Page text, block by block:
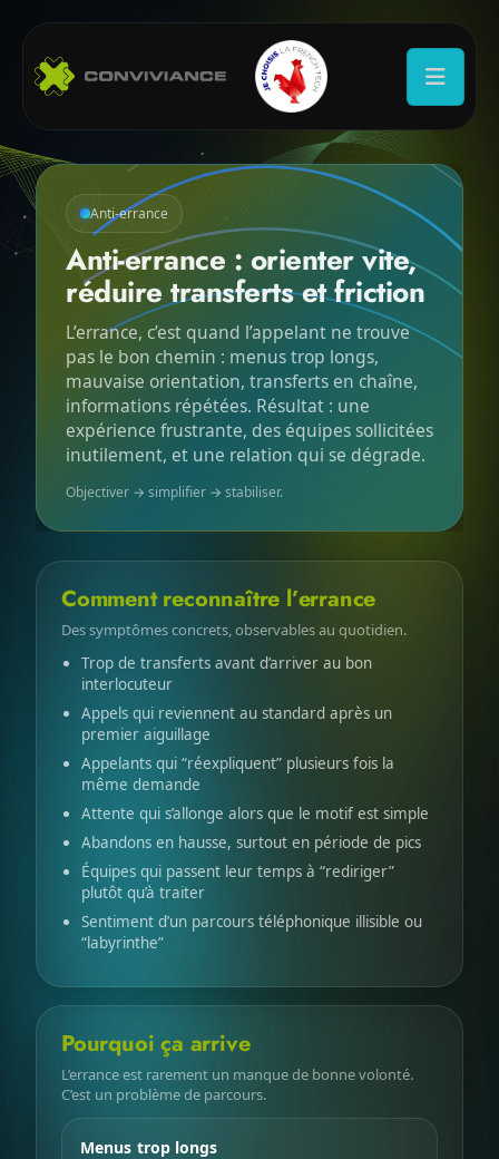
Anti-errance
Anti-errance : orienter vite,
réduire transferts et friction
L’errance, c’est quand l’appelant ne trouve
pas le bon chemin : menus trop longs,
mauvaise orientation, transferts en chaîne,
informations répétées. Résultat : une
expérience frustrante, des équipes sollicitées
inutilement, et une relation qui se dégrade.
Objectiver → simplifier → stabiliser.
Comment reconnaître l’errance
Des symptômes concrets, observables au quotidien.
Trop de transferts avant d’arriver au bon
interlocuteur
Appels qui reviennent au standard après un
premier aiguillage
Appelants qui “réexpliquent” plusieurs fois la
même demande
Attente qui s’allonge alors que le motif est simple
Abandons en hausse, surtout en période de pics
Équipes qui passent leur temps à “rediriger”
plutôt qu’à traiter
Sentiment d’un parcours téléphonique illisible ou
“labyrinthe”
Pourquoi ça arrive
L’errance est rarement un manque de bonne volonté.
C’est un problème de parcours.
Menus trop longs